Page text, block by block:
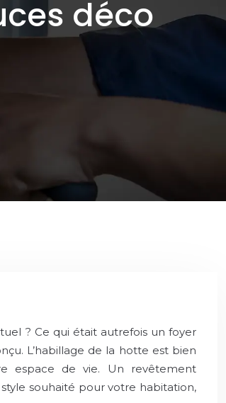
déco
? Ce qui était autrefois un foyer
L’habillage de la hotte est bien
espace de vie. Un revêtement
souhaité pour votre habitation,